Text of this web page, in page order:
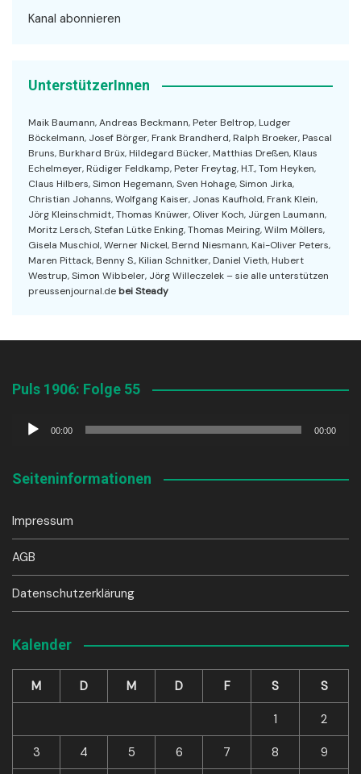
Kanal abonnieren
UnterstützerInnen
Maik Baumann, Andreas Beckmann, Peter Beltrop, Ludger
Böckelmann, Josef Börger, Frank Brandherd, Ralph Broeker, Pascal
Bruns, Burkhard Brüx, Hildegard Bücker, Matthias Dreßen, Klaus
Echelmeyer, Rüdiger Feldkamp, Peter Freytag, H.T., Tom Heyken,
Claus Hilbers, Simon Hegemann, Sven Hohage, Simon Jirka,
Christian Johanns, Wolfgang Kaiser, Jonas Kaufhold, Frank Klein,
Jörg Kleinschmidt, Thomas Knüwer, Oliver Koch, Jürgen Laumann,
Moritz Lersch, Stefan Lütke Enking, Thomas Meiring, Wilm Möllers,
Gisela Muschiol, Werner Nickel, Bernd Niesmann, Kai-Oliver Peters,
Maren Pittack, Benny S., Kilian Schnitker, Daniel Vieth, Hubert
Westrup, Simon Wibbeler, Jörg Willeczelek – sie alle unterstützen
preussenjournal.de bei Steady
Puls 1906: Folge 55
Audio-
00:00 00:00
Seiteninformationen
Impressum
AGB
Datenschutzerklärung
Kalender
M D M D F S S
1 2
3 4 5 6 7 8 9